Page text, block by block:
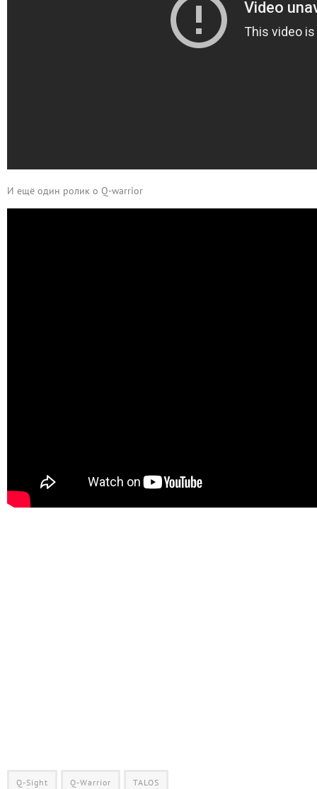
И ещё один ролик о Q-warrior
Q-Sight Q-Warrior TALOS